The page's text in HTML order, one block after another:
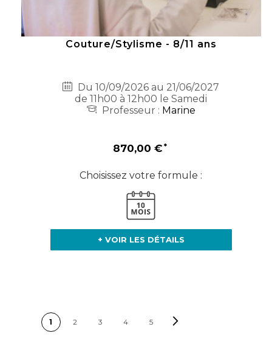
Couture/Stylisme - 8/11 ans
Du 10/09/2026 au 21/06/2027
de 11h00 à 12h00 le Samedi
Professeur : Marine
870,00 €
Choisissez votre formule :
+ VOIR LES DÉTAILS
Vous lisez actuellement la page
1 Page
2 Page
3 4 5